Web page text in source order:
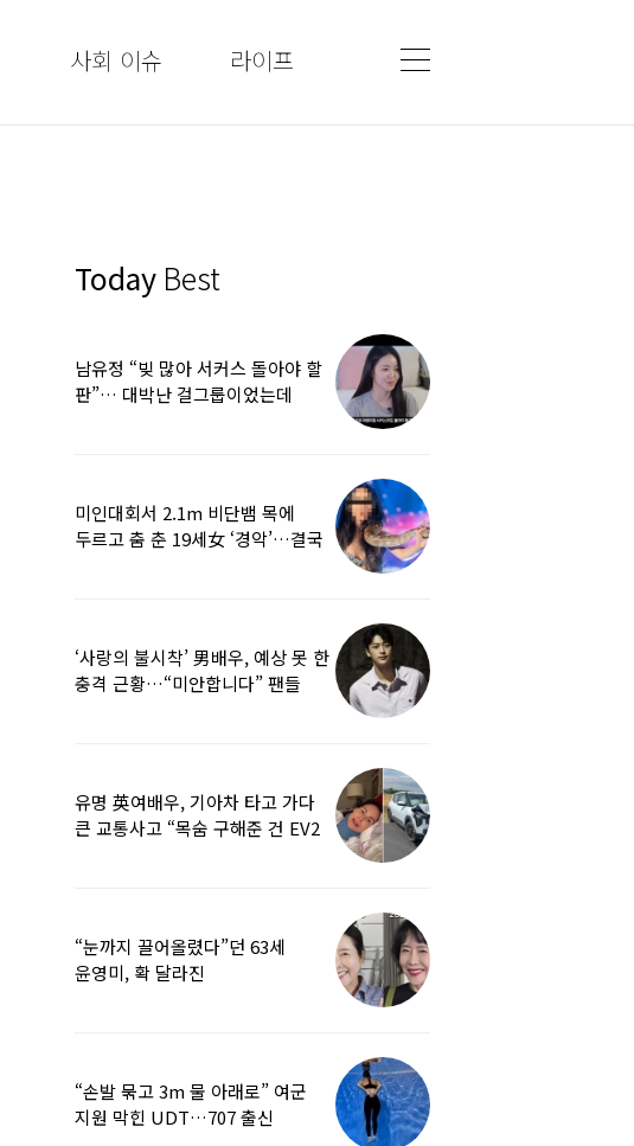
사회 이슈 라이프
Today Best
남유정 “빚 많아 서커스 돌아야 할
판”… 대박난 걸그룹이었는데
미인대회서 2.1m 비단뱀 목에
두르고 춤 춘 19세女 ‘경악’…결국
‘사랑의 불시착’ 男배우, 예상 못 한
충격 근황…“미안합니다” 팬들
유명 英여배우, 기아차 타고 가다
큰 교통사고 “목숨 구해준 건 EV2
“눈까지 끌어올렸다”던 63세
윤영미, 확 달라진
“손발 묶고 3m 물 아래로” 여군
지원 막힌 UDT…707 출신